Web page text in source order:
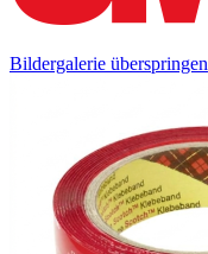
Bildergalerie überspringen